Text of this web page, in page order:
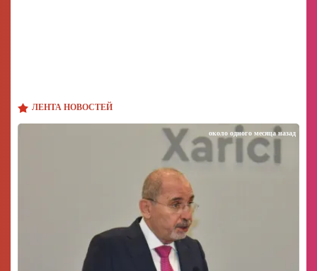
ЛЕНТА НОВОСТЕЙ
около одного месяца назад